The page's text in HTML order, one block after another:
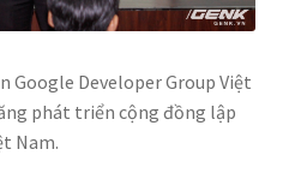
Google Developer Group Việt
phát triển cộng đồng lập
Nam.